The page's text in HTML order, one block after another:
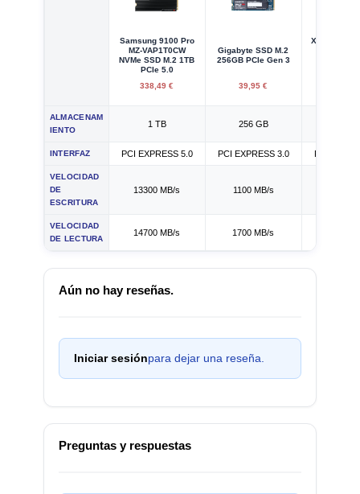
Samsung 9100 Pro
MZ-VAP1T0CW
NVMe SSD M.2 1TB
PCIe 5.0
338,49 €
Gigabyte SSD M.2
256GB PCIe Gen 3
39,95 €
XPG
ALMACENAM
IENTO
1 TB 256 GB
INTERFAZ PCI EXPRESS 5.0 PCI EXPRESS 3.0 PCI
VELOCIDAD
DE
ESCRITURA
13300 MB/s 1100 MB/s
VELOCIDAD
DE LECTURA
14700 MB/s 1700 MB/s
Aún no hay reseñas.
Iniciar sesiónpara dejar una reseña.
Preguntas y respuestas